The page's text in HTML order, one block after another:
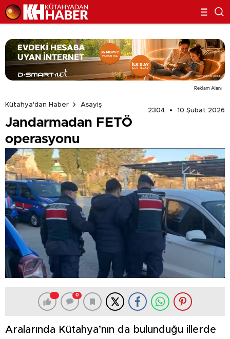
Reklam Alanı
Kütahya'dan Haber
Asayiş
2304
10 Şubat 2026
Jandarmadan FETÖ
operasyonu
0
Aralarında Kütahya’nın da bulunduğu illerde